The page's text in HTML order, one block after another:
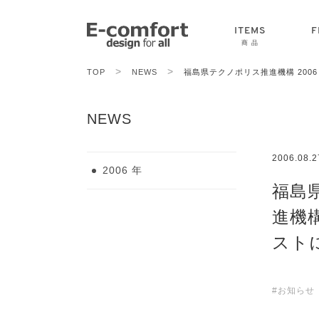
ITEMS
商 品
TOP > NEWS > 福島県テクノポリス推進機構
NEWS
2006 年
福島
進機
スト
#お知らせ